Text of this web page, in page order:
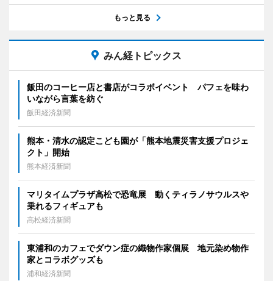
もっと見る
みん経トピックス
飯田のコーヒー店と書店がコラボイベント パフェを味わ
いながら言葉を紡ぐ
飯田経済新聞
熊本・清水の認定こども園が「熊本地震災害支援プロジェ
クト」開始
熊本経済新聞
マリタイムプラザ高松で恐竜展 動くティラノサウルスや
乗れるフィギュアも
高松経済新聞
東浦和のカフェでダウン症の織物作家個展 地元染め物作
家とコラボグッズも
浦和経済新聞